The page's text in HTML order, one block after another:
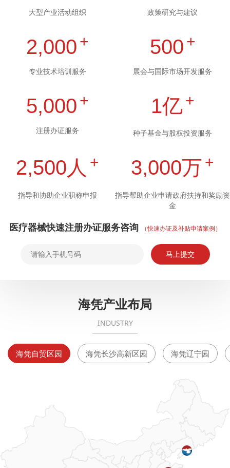
大型产业活动组织 政策研究与建议
2,000 +
专业技术培训服务
500 +
展会与国际市场开发服务
5,000 +
注册办证服务
1亿+
种子基金与股权投资服务
2,500人 +
指导和协助企业职称申报
3,000万 +
指导帮助企业申请政府扶持和奖励资
金
医疗器械快速注册办证服务咨询 （快速办证及补贴申请案例）
海凭产业布局
INDUSTRY
海凭自贸区园 海凭长沙高新区园 海凭辽宁园